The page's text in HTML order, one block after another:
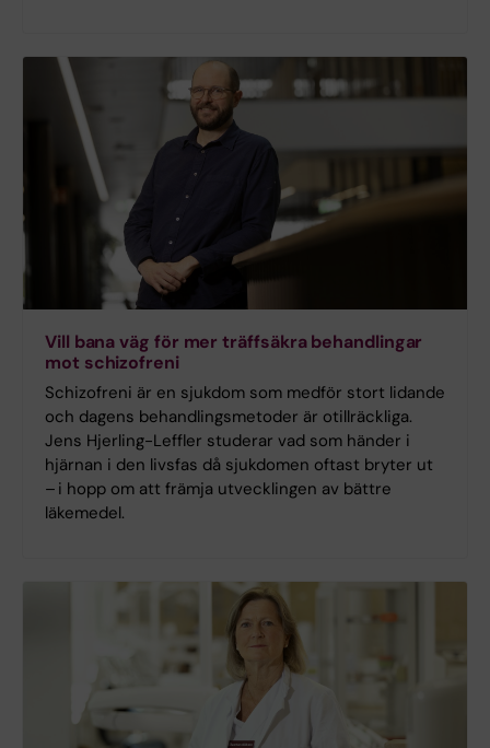
Vill bana väg för mer träffsäkra behandlingar
mot schizofreni
Schizofreni är en sjukdom som medför stort lidande
och dagens behandlingsmetoder är otillräckliga.
Jens Hjerling-Leffler studerar vad som händer i
hjärnan i den livsfas då sjukdomen oftast bryter ut
– i hopp om att främja utvecklingen av bättre
läkemedel.